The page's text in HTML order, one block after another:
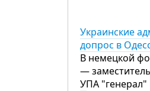
Украинские
допрос в
В немецкой
—
УПА